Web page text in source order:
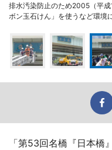
排水汚染防止のため2005（平
ボン玉石けん」を使うなど環境
「第53回名橋『日本橋